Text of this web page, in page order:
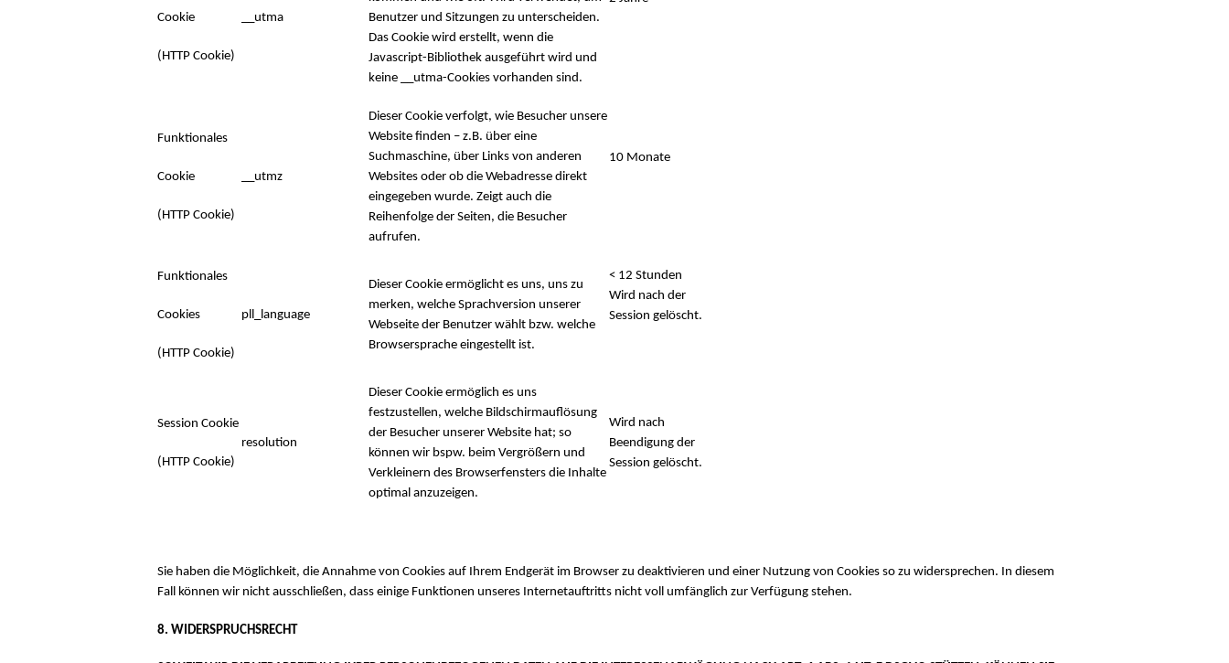
Cookie
(HTTP Cookie)
__utma
Benutzer und Sitzungen zu unterscheiden.
Das Cookie wird erstellt, wenn die
Javascript-Bibliothek ausgeführt wird und
keine __utma-Cookies vorhanden sind.
Funktionales
Cookie
(HTTP Cookie)
__utmz
Dieser Cookie verfolgt, wie Besucher unsere
Website finden – z.B. über eine
Suchmaschine, über Links von anderen
Websites oder ob die Webadresse direkt
eingegeben wurde. Zeigt auch die
Reihenfolge der Seiten, die Besucher
aufrufen.
10 Monate
Funktionales
Cookies
(HTTP Cookie)
pll_language
Dieser Cookie ermöglicht es uns, uns zu
merken, welche Sprachversion unserer
Webseite der Benutzer wählt bzw. welche
Browsersprache eingestellt ist.
< 12 Stunden
Wird nach der
Session gelöscht.
Session Cookie
(HTTP Cookie)
resolution
Dieser Cookie ermöglich es uns
festzustellen, welche Bildschirmauflösung
der Besucher unserer Website hat; so
können wir bspw. beim Vergrößern und
Verkleinern des Browserfensters die Inhalte
optimal anzuzeigen.
Wird nach
Beendigung der
Session gelöscht.
Sie haben die Möglichkeit, die Annahme von Cookies auf Ihrem Endgerät im Browser zu deaktivieren und einer Nutzung von Cookies so zu widersprechen. In diesem
Fall können wir nicht ausschließen, dass einige Funktionen unseres Internetauftritts nicht voll umfänglich zur Verfügung stehen.
8. WIDERSPRUCHSRECHT